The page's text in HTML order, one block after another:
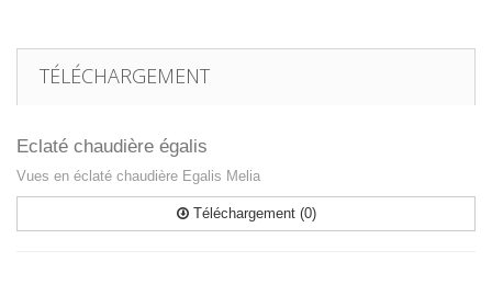
TÉLÉCHARGEMENT
Eclaté chaudière égalis
Vues en éclaté chaudière Egalis Melia
Téléchargement (0)